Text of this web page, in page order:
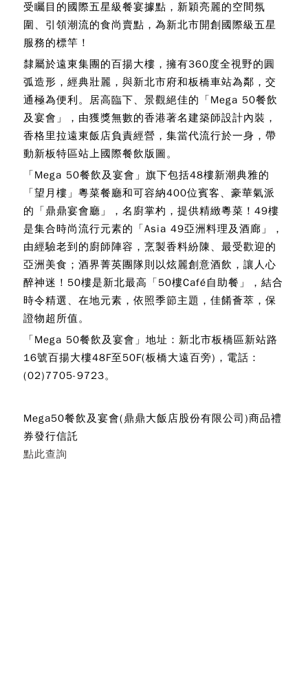
受矚目的國際五星級餐宴據點，新穎亮麗的空間氛
圍、引領潮流的食尚賣點，為新北市開創國際級五星
服務的標竿！
隸屬於遠東集團的百揚大樓，擁有360度全視野的圓
弧造形，經典壯麗，與新北市府和板橋車站為鄰，交
通極為便利。居高臨下、景觀絕佳的「Mega 50餐飲
及宴會」，由獲獎無數的香港著名建築師設計內裝，
香格里拉遠東飯店負責經營，集當代流行於一身，帶
動新板特區站上國際餐飲版圖。
「Mega 50餐飲及宴會」旗下包括48樓新潮典雅的
「望月樓」粵菜餐廳和可容納400位賓客、豪華氣派
的「鼎鼎宴會廳」，名廚掌杓，提供精緻粵菜！49樓
是集合時尚流行元素的「Asia 49亞洲料理及酒廊」，
由經驗老到的廚師陣容，烹製香料紛陳、最受歡迎的
亞洲美食；酒界菁英團隊則以炫麗創意酒飲，讓人心
醉神迷！50樓是新北最高「50樓Café自助餐」，結合
時令精選、在地元素，依照季節主題，佳餚薈萃，保
證物超所值。
「Mega 50餐飲及宴會」地址：新北市板橋區新站路
16號百揚大樓48F至50F(板橋大遠百旁)，電話：
(02)7705-9723。
Mega50餐飲及宴會(鼎鼎大飯店股份有限公司)商品禮
券發行信託
點此查詢